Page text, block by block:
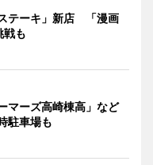
テーキ」新店 「漫画
戦も
マーズ高崎棟高」など
駐車場も